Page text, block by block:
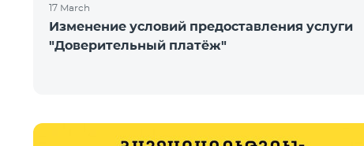
17 March
Изменение условий предоставления услуги
"Доверительный платёж"